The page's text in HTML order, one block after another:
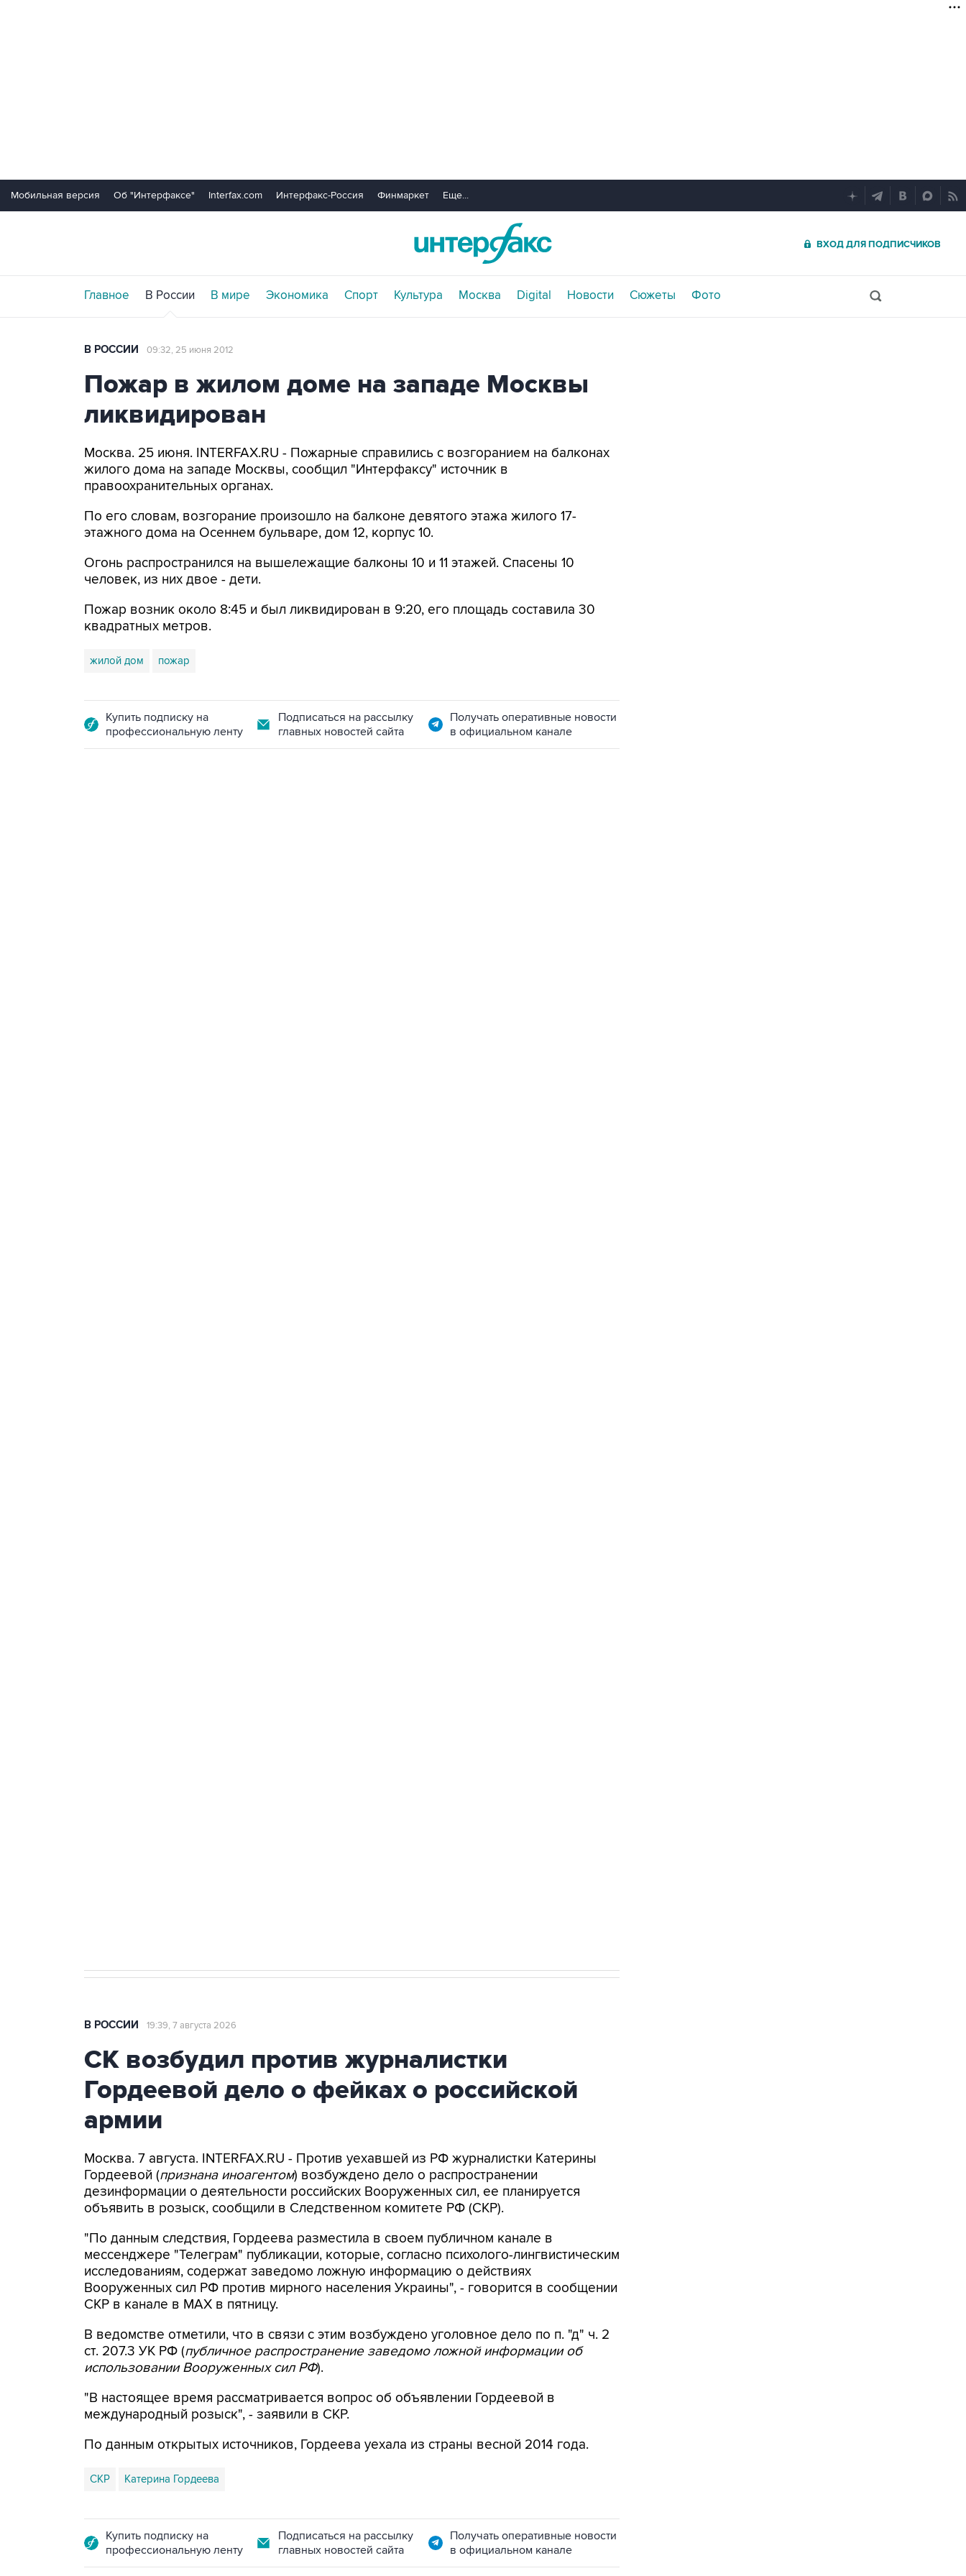
Мобильная версия Об "Интерфаксе" Interfax.com Интерфакс-Россия Финмаркет Еще...
ВХОД ДЛЯ ПОДПИСЧИКОВ
Главное В России В мире Экономика Спорт Культура Москва Digital Новости Сюжеты Фото
В РОССИИ 09:32, 25 июня 2012
Пожар в жилом доме на западе Москвы
ликвидирован
Москва. 25 июня. INTERFAX.RU - Пожарные справились с возгоранием на балконах
жилого дома на западе Москвы, сообщил "Интерфаксу" источник в
правоохранительных органах.
По его словам, возгорание произошло на балконе девятого этажа жилого 17-
этажного дома на Осеннем бульваре, дом 12, корпус 10.
Огонь распространился на вышележащие балконы 10 и 11 этажей. Спасены 10
человек, из них двое - дети.
Пожар возник около 8:45 и был ликвидирован в 9:20, его площадь составила 30
квадратных метров.
жилой дом пожар
Купить подписку на
профессиональную ленту
Подписаться на рассылку
главных новостей сайта
Получать оперативные новости
в официальном канале
В РОССИИ 19:39, 7 августа 2026
СК возбудил против журналистки
Гордеевой дело о фейках о российской
армии
Москва. 7 августа. INTERFAX.RU - Против уехавшей из РФ журналистки Катерины
Гордеевой (признана иноагентом) возбуждено дело о распространении
дезинформации о деятельности российских Вооруженных сил, ее планируется
объявить в розыск, сообщили в Следственном комитете РФ (СКР).
"По данным следствия, Гордеева разместила в своем публичном канале в
мессенджере "Телеграм" публикации, которые, согласно психолого-лингвистическим
исследованиям, содержат заведомо ложную информацию о действиях
Вооруженных сил РФ против мирного населения Украины", - говорится в сообщении
СКР в канале в MAX в пятницу.
В ведомстве отметили, что в связи с этим возбуждено уголовное дело по п. "д" ч. 2
ст. 207.3 УК РФ (публичное распространение заведомо ложной информации об
использовании Вооруженных сил РФ).
"В настоящее время рассматривается вопрос об объявлении Гордеевой в
международный розыск", - заявили в СКР.
По данным открытых источников, Гордеева уехала из страны весной 2014 года.
СКР Катерина Гордеева
Купить подписку на
профессиональную ленту
Подписаться на рассылку
главных новостей сайта
Получать оперативные новости
в официальном канале